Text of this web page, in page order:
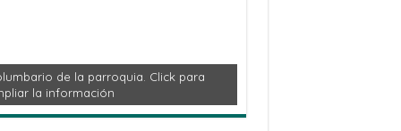
de la parroquia. Click para
la información